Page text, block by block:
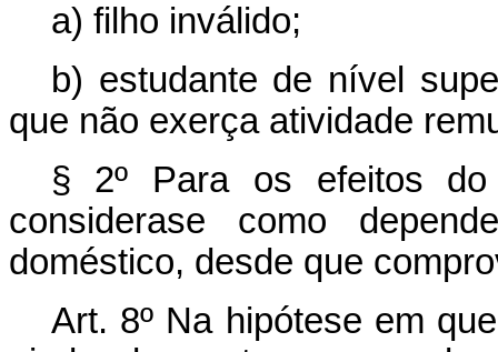
a) filho inválido;
b) estudante de nível
que não exerça atividade
§ 2º Para os efeitos
considera­se como
doméstico, desde que
Art. 8º Na hipótese em